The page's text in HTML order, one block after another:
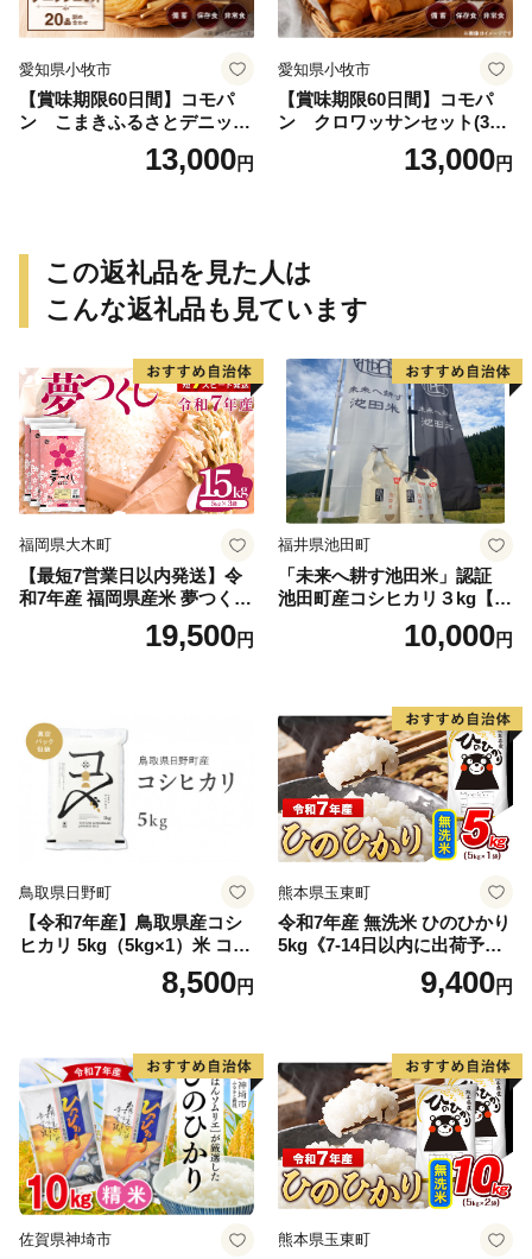
愛知県小牧市
【賞味期限60日間】コモパ
ン こまきふるさとデニッシ
ュセット（20個入り）／災害
用備蓄 保存食 非常食 防災グ
13,000円
愛知県小牧市
【賞味期限60日間】コモパ
ン クロワッサンセット(30
個入り)／災害用備蓄 保存食
非常食 防災グッズにも
13,000円
この返礼品を見た人は
こんな返礼品も見ています
福岡県大木町
【最短7営業日以内発送】令
和7年産 福岡県産米 夢つくし
15kg 精米 ※北海道・沖縄・
19,500円
福井県池田町
「未来へ耕す池田米」認証
池田町産コシヒカリ３kg【お
1人様につき３セットまで】
10,000円
鳥取県日野町
【令和7年産】鳥取県産コシ
ヒカリ 5kg（5kg×1）米 コシ
ヒカリ こしひかり お米 白米
精米 5キロ おこめ こめ コメ
野町産 Elevation
8,500円
熊本県玉東町
令和7年産 無洗米 ひのひかり
5kg《7-14日以内に出荷予定
(土日祝除く)》コメ 米 無洗米
高レビュー｜人気米 熊本県
9,400円
佐賀県神埼市 熊本県玉東町